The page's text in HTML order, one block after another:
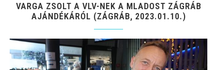
VARGA ZSOLT A VLV-NEK A MLADOST ZÁGRÁB
AJÁNDÉKÁRÓL (ZÁGRÁB, 2023.01.10.)